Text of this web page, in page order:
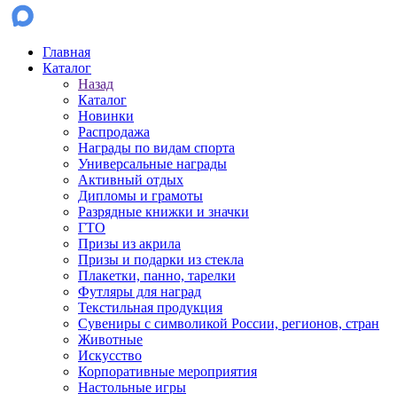
Главная
Каталог
Назад
Каталог
Новинки
Распродажа
Награды по видам спорта
Универсальные награды
Активный отдых
Дипломы и грамоты
Разрядные книжки и значки
ГТО
Призы из акрила
Призы и подарки из стекла
Плакетки, панно, тарелки
Футляры для наград
Текстильная продукция
Сувениры с символикой России, регионов, стран
Животные
Искусство
Корпоративные мероприятия
Настольные игры